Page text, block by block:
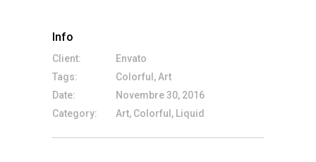
Info
Client:
Envato
Tags:
Colorful, Art
Date:
Novembre 30, 2016
Category:
Art, Colorful, Liquid